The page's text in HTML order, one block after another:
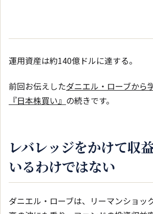
運用資産は約140億ドルに達する。
前回お伝えしたダニエル・ローブから
『日本株買い』 の続きです。
レバレッジをかけて収
いるわけではない
ダニエル・ローブは、リーマンショッ